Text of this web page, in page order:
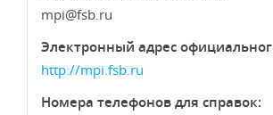
mpi
fsb.ru
Электронный адрес
http://mpi.fsb.ru
Номера телефонов для справок: